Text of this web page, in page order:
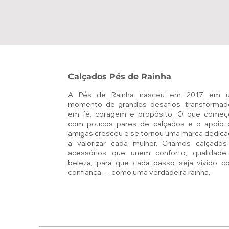
Calçados Pés de Rainha
A Pés de Rainha nasceu em 2017, em
momento de grandes desafios,
em fé, coragem e propósito. O que
com poucos pares de calçados e o apoio
amigas cresceu e se tornou uma marca
a valorizar cada mulher. Criamos
acessórios que unem conforto,
beleza, para que cada passo seja vivido
confiança — como uma verdadeira rainha.